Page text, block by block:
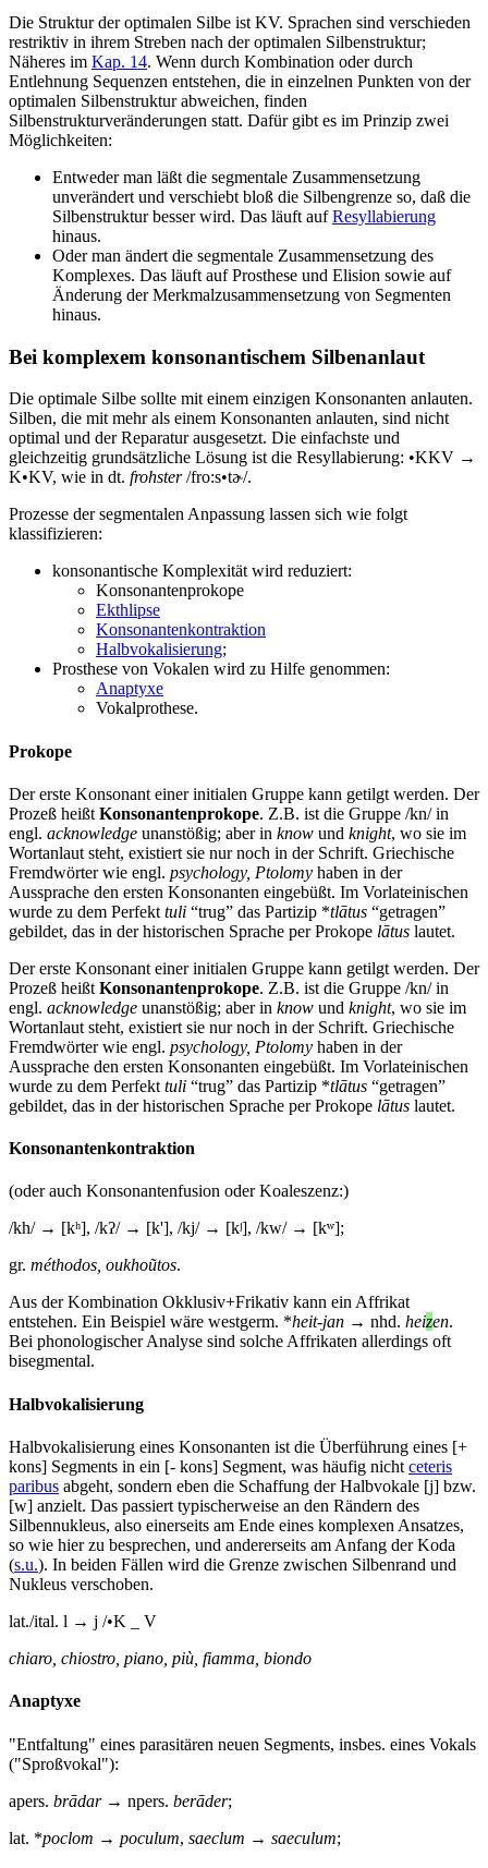
Die Struktur der optimalen Silbe ist KV. Sprachen sind verschieden
restriktiv in ihrem Streben nach der optimalen Silbenstruktur;
Näheres im Kap. 14. Wenn durch Kombination oder durch
Entlehnung Sequenzen entstehen, die in einzelnen Punkten von der
optimalen Silbenstruktur abweichen, finden
Silbenstrukturveränderungen statt. Dafür gibt es im Prinzip zwei
Möglichkeiten:
Entweder man läßt die segmentale Zusammensetzung
unverändert und verschiebt bloß die Silbengrenze so, daß die
Silbenstruktur besser wird. Das läuft aufResyllabierung
hinaus.
Oder man ändert die segmentale Zusammensetzung des
Komplexes. Das läuft auf Prosthese und Elision sowie auf
Änderung der Merkmalzusammensetzung von Segmenten
hinaus.
Bei komplexem konsonantischem Silbenanlaut
Die optimale Silbe sollte mit einem einzigen Konsonanten anlauten.
Silben, die mit mehr als einem Konsonanten anlauten, sind nicht
optimal und der Reparatur ausgesetzt. Die einfachste und
gleichzeitig grundsätzliche Lösung ist die Resyllabierung: •KKV →
K•KV, wie in dt. frohster/fro:s•tɚ/.
Prozesse der segmentalen Anpassung lassen sich wie folgt
klassifizieren:
konsonantische Komplexität wird reduziert:
Konsonantenprokope
Ekthlipse
Konsonantenkontraktion
Halbvokalisierung;
Prosthese von Vokalen wird zu Hilfe genommen:
Anaptyxe
Vokalprothese.
Prokope
Der erste Konsonant einer initialen Gruppe kann getilgt werden. Der
Prozeß heißt Konsonantenprokope. Z.B. ist die Gruppe /kn/ in
engl. acknowledge unanstößig; aber in know und knight, wo sie im
Wortanlaut steht, existiert sie nur noch in der Schrift. Griechische
Fremdwörter wie engl. psychology, Ptolomy haben in der
Aussprache den ersten Konsonanten eingebüßt. Im Vorlateinischen
wurde zu dem Perfekt tuli “trug” das Partizip *tlātus “getragen”
gebildet, das in der historischen Sprache per Prokope lātus lautet.
Der erste Konsonant einer initialen Gruppe kann getilgt werden. Der
Prozeß heißt Konsonantenprokope. Z.B. ist die Gruppe /kn/ in
engl. acknowledge unanstößig; aber in know und knight, wo sie im
Wortanlaut steht, existiert sie nur noch in der Schrift. Griechische
Fremdwörter wie engl. psychology, Ptolomy haben in der
Aussprache den ersten Konsonanten eingebüßt. Im Vorlateinischen
wurde zu dem Perfekt tuli “trug” das Partizip *tlātus “getragen”
gebildet, das in der historischen Sprache per Prokope lātus lautet.
Konsonantenkontraktion
(oder auch Konsonantenfusion oder Koaleszenz:)
/kh/ → [kʰ], /kʔ/ → [k'], /kj/ → [kʲ], /kw/ → [kʷ];
gr. méthodos, oukhoũtos.
Aus der Kombination Okklusiv+Frikativ kann ein Affrikat
entstehen. Ein Beispiel wäre westgerm. *heit-jan → nhd. heizen.
Bei phonologischer Analyse sind solche Affrikaten allerdings oft
bisegmental.
Halbvokalisierung
Halbvokalisierung eines Konsonanten ist die Überführung eines [+
kons] Segments in ein [- kons] Segment, was häufig nicht ceteris
paribus abgeht, sondern eben die Schaffung der Halbvokale [j] bzw.
[w] anzielt. Das passiert typischerweise an den Rändern des
Silbennukleus, also einerseits am Ende eines komplexen Ansatzes,
so wie hier zu besprechen, und andererseits am Anfang der Koda
(s.u.). In beiden Fällen wird die Grenze zwischen Silbenrand und
Nukleus verschoben.
lat./ital. l → j /•K _ V
chiaro, chiostro, piano, più, fiamma, biondo
Anaptyxe
"Entfaltung" eines parasitären neuen Segments, insbes. eines Vokals
("Sproßvokal"):
apers. brādar→ npers. berāder;
lat. *poclom → poculum, saeclum → saeculum;